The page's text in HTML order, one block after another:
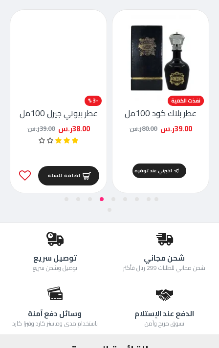
-51 %
نفذت الكمية
عطر بلاك كود 100مل
39.00ر.س 80.00ر.س
اخبرني عند توفره
-3 %
عطر بيوتي جيرل 100مل
38.00ر.س 39.00ر.س
اضافة للسلة
شحن مجاني
شحن مجاني للطلبات 299 ريال فأكثر
توصيل سريع
توصيل وشحن سريع
الدفع عند الإستلام
تسوق مريح وآمن
وسائل دفع آمنة
باستخدام مدى وماستر كارد وفيزا كارد